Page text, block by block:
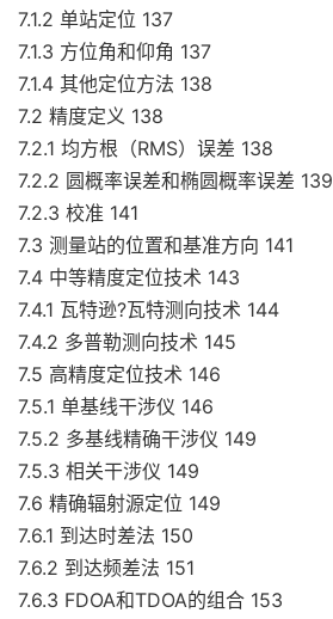
7.1.2 单站定位 137
7.1.3 方位角和仰角 137
7.1.4 其他定位方法 138
7.2 精度定义 138
7.2.1 均方根（RMS）误差 138
7.2.2 圆概率误差和椭圆概率误差 139
7.2.3 校准 141
7.3 测量站的位置和基准方向 141
7.4 中等精度定位技术 143
7.4.1 瓦特逊?瓦特测向技术 144
7.4.2 多普勒测向技术 145
7.5 高精度定位技术 146
7.5.1 单基线干涉仪 146
7.5.2 多基线精确干涉仪 149
7.5.3 相关干涉仪 149
7.6 精确辐射源定位 149
7.6.1 到达时差法 150
7.6.2 到达频差法 151
7.6.3 FDOA和TDOA的组合 153